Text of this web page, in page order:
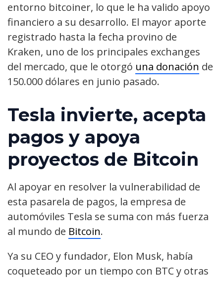
entorno bitcoiner, lo que le ha valido apoyo
financiero a su desarrollo. El mayor aporte
registrado hasta la fecha provino de
Kraken, uno de los principales exchanges
del mercado, que le otorgó una donación de
150.000 dólares en junio pasado.
Tesla invierte, acepta
pagos y apoya
proyectos de Bitcoin
Al apoyar en resolver la vulnerabilidad de
esta pasarela de pagos, la empresa de
automóviles Tesla se suma con más fuerza
al mundo de Bitcoin.
Ya su CEO y fundador, Elon Musk, había
coqueteado por un tiempo con BTC y otras